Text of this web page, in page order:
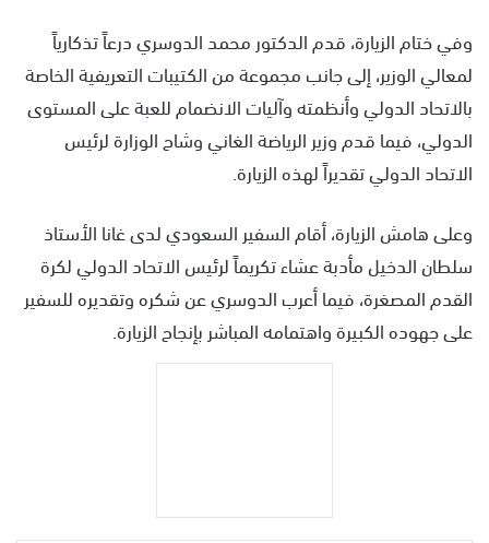
وفي ختام الزيارة، قدم الدكتور محمد الدوسري درعاً تذكارياً
لمعالي الوزير، إلى جانب مجموعة من الكتيبات التعريفية الخاصة
بالاتحاد الدولي وأنظمته وآليات الانضمام للعبة على المستوى
الدولي، فيما قدم وزير الرياضة الغاني وشاح الوزارة لرئيس
الاتحاد الدولي تقديراً لهذه الزيارة.
وعلى هامش الزيارة، أقام السفير السعودي لدى غانا الأستاذ
سلطان الدخيل مأدبة عشاء تكريماً لرئيس الاتحاد الدولي لكرة
القدم المصغرة، فيما أعرب الدوسري عن شكره وتقديره للسفير
على جهوده الكبيرة واهتمامه المباشر بإنجاح الزيارة.